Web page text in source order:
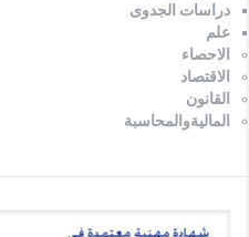
دراسات الجدوى
علم
الاحصاء
الاقتصاد
القانون
الماليةوالمحاسبة